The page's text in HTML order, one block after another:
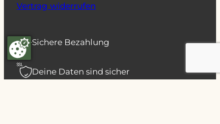
Vertrag widerrufen
Sichere Bezahlung
SSL
Deine Daten sind sicher